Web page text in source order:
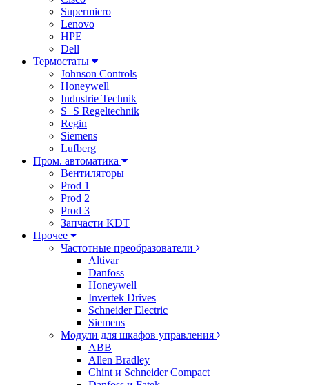
Supermicro
Lenovo
HPE
Dell
Термостаты
Johnson Controls
Honeywell
Industrie Technik
S+S Regeltechnik
Regin
Siemens
Lufberg
Пром. автоматика
Вентиляторы
Prod 1
Prod 2
Prod 3
Запчасти KDT
Прочее
Частотные преобразователи
Altivar
Danfoss
Honeywell
Invertek Drives
Schneider Electric
Siemens
Модули для шкафов управления
ABB
Allen Bradley
Chint и Schneider Compact